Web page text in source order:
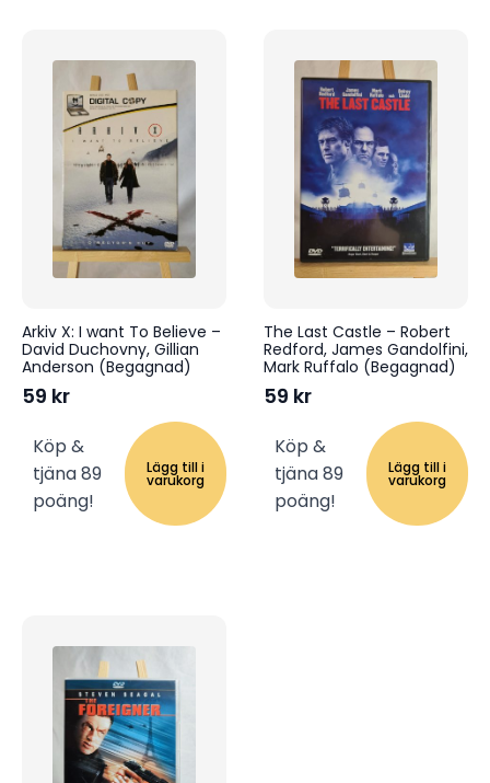
Arkiv X: I want To Believe –
David Duchovny, Gillian
Anderson (Begagnad)
59 kr
Köp &
tjäna 89
poäng!
Lägg till i
varukorg
The Last Castle – Robert
Redford, James Gandolfini,
Mark Ruffalo (Begagnad)
59 kr
Köp &
tjäna 89
poäng!
Lägg till i
varukorg